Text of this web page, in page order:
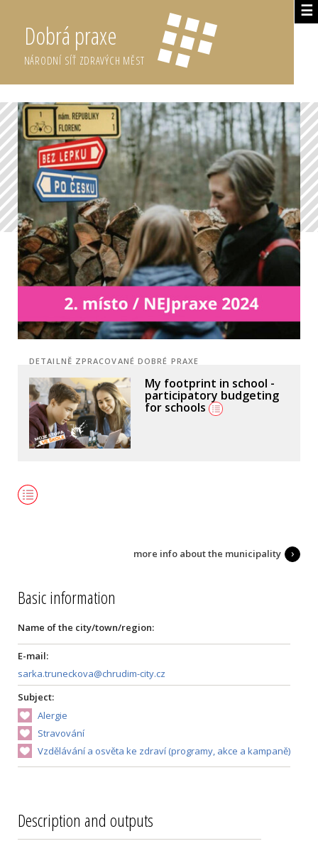
☰
Dobrá praxe
NÁRODNÍ SÍŤ ZDRAVÝCH MĚST
DETAILNĚ ZPRACOVANÉ DOBRÉ PRAXE
My footprint in school -
participatory budgeting
for schools
more info about the municipality
Basic information
Name of the city/town/region:
E-mail:
sarka.truneckova@chrudim-city.cz
Subject:
Alergie
Stravování
Vzdělávání a osvěta ke zdraví (programy, akce a kampaně)
Description and outputs